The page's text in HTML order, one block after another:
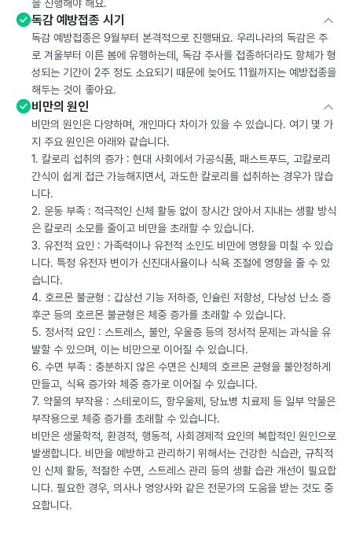
을 진행해야 해요.
독감 예방접종 시기
독감 예방접종은 9월부터 본격적으로 진행돼요. 우리나라의 독감은 주
로 겨울부터 이른 봄에 유행하는데, 독감 주사를 접종하더라도 항체가 형
성되는 기간이 2주 정도 소요되기 때문에 늦어도 11월까지는 예방접종을
해두는 것이 좋아요.
비만의 원인
비만의 원인은 다양하며, 개인마다 차이가 있을 수 있습니다. 여기 몇 가
지 주요 원인은 아래와 같습니다.
1. 칼로리 섭취의 증가 : 현대 사회에서 가공식품, 패스트푸드, 고칼로리
간식이 쉽게 접근 가능해지면서, 과도한 칼로리를 섭취하는 경우가 많습
니다.
2. 운동 부족 : 적극적인 신체 활동 없이 장시간 앉아서 지내는 생활 방식
은 칼로리 소모를 줄이고 비만을 초래할 수 있습니다.
3. 유전적 요인 : 가족력이나 유전적 소인도 비만에 영향을 미칠 수 있습
니다. 특정 유전자 변이가 신진대사율이나 식욕 조절에 영향을 줄 수 있
습니다.
4. 호르몬 불균형 : 갑상선 기능 저하증, 인슐린 저항성, 다낭성 난소 증
후군 등의 호르몬 불균형은 체중 증가를 초래할 수 있습니다.
5. 정서적 요인 : 스트레스, 불안, 우울증 등의 정서적 문제는 과식을 유
발할 수 있으며, 이는 비만으로 이어질 수 있습니다.
6. 수면 부족 : 충분하지 않은 수면은 신체의 호르몬 균형을 불안정하게
만들고, 식욕 증가와 체중 증가로 이어질 수 있습니다.
7. 약물의 부작용 : 스테로이드, 항우울제, 당뇨병 치료제 등 일부 약물은
부작용으로 체중 증가를 초래할 수 있습니다.
비만은 생물학적, 환경적, 행동적, 사회경제적 요인의 복합적인 원인으로
발생합니다. 비만을 예방하고 관리하기 위해서는 건강한 식습관, 규칙적
인 신체 활동, 적절한 수면, 스트레스 관리 등의 생활 습관 개선이 필요합
니다. 필요한 경우, 의사나 영양사와 같은 전문가의 도움을 받는 것도 중
요합니다.